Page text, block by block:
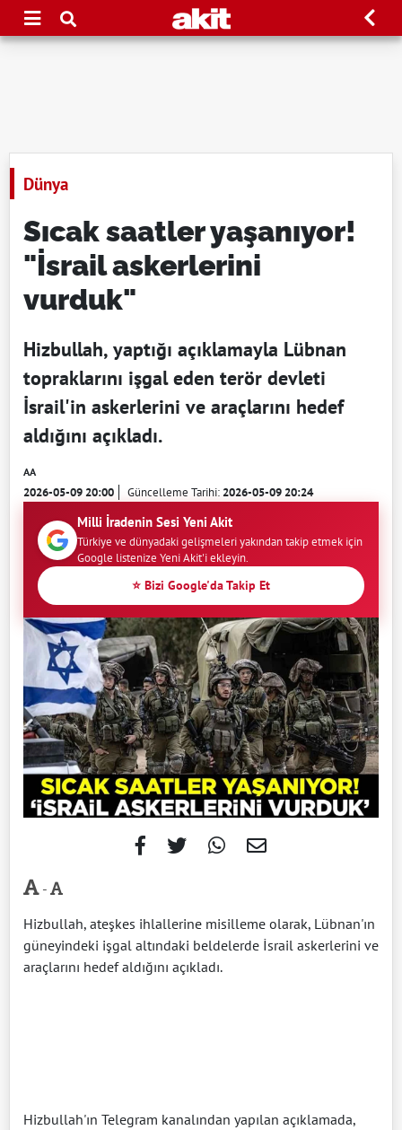
Dünya
Sıcak saatler yaşanıyor!
"İsrail askerlerini
vurduk"
Hizbullah, yaptığı açıklamayla Lübnan
topraklarını işgal eden terör devleti
İsrail'in askerlerini ve araçlarını hedef
aldığını açıkladı.
AA
2026-05-09 20:00 Güncelleme Tarihi:2026-05-09 20:24
Milli İradenin Sesi Yeni Akit
Türkiye ve dünyadaki gelişmeleri yakından takip etmek için
Google listenize Yeni Akit'i ekleyin.
⭐ Bizi Google'da Takip Et
-
Hizbullah, ateşkes ihlallerine misilleme olarak, Lübnan'ın
güneyindeki işgal altındaki beldelerde İsrail askerlerini ve
araçlarını hedef aldığını açıkladı.
Hizbullah'ın Telegram kanalından yapılan açıklamada,